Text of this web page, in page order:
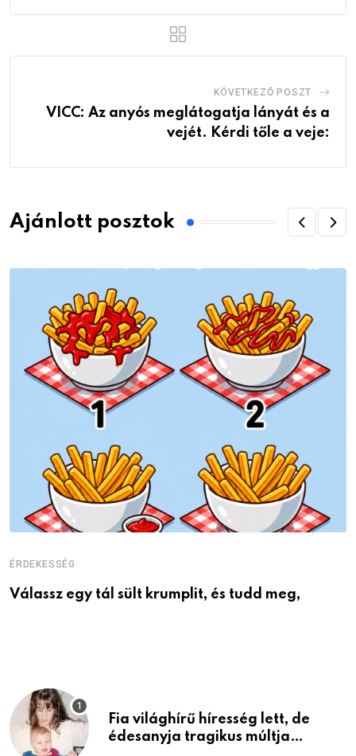
KÖVETKEZŐ POSZT
VICC: Az anyós meglátogatja lányát és a
vejét. Kérdi tőle a veje:
Ajánlott posztok
ÉRDEKESSÉG
Válassz egy tál sült krumplit, és tudd meg,
Fia világhírű híresség lett, de
édesanyja tragikus múltja